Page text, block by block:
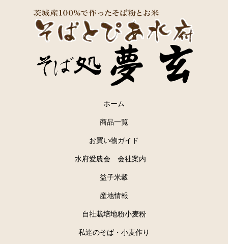
ホーム
商品一覧
お買い物ガイド
水府愛農会 会社案内
益子米穀
産地情報
自社栽培地粉小麦粉
私達のそば・小麦作り